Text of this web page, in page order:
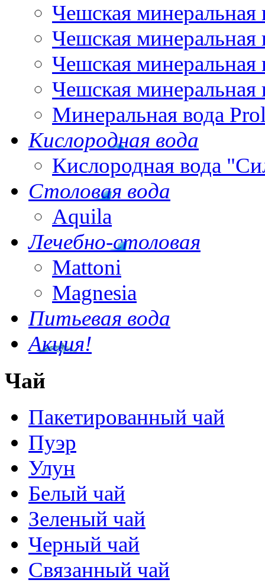
Чешская минеральная
Чешская минеральная
Чешская минеральная
Чешская минеральная
Минеральная вода
Кислородная вода
Кислородная вода
Столовая вода
Aquila
Лечебно-столовая
Mattoni
Magnesia
Питьевая вода
Акция!
Чай
Пакетированный чай
Пуэр
Улун
Белый чай
Зеленый чай
Черный чай
Связанный чай